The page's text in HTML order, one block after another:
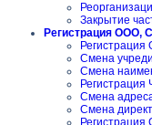
Закрытие
Регистрация ООО,
Смена
Смена
Регистрация
Смена
Смена